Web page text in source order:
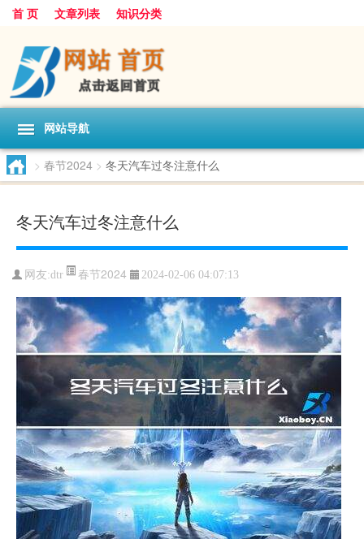
首 页 文章列表 知识分类
网站导航
> 春节2024 > 冬天汽车过冬注意什么
冬天汽车过冬注意什么
网友:dtr 春节2024 2024-02-06 04:07:13